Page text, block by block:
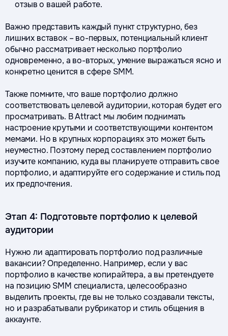
отзыв о вашей работе.
Важно представить каждый пункт структурно, без
лишних вставок – во-первых, потенциальный клиент
обычно рассматривает несколько портфолио
одновременно, а во-вторых, умение выражаться ясно и
конкретно ценится в сфере SMM.
Также помните, что ваше портфолио должно
соответствовать целевой аудитории, которая будет его
просматривать. В Attract мы любим поднимать
настроение крутыми и соответствующими контентом
мемами. Но в крупных корпорациях это может быть
неуместно. Поэтому перед составлением портфолио
изучите компанию, куда вы планируете отправить свое
портфолио, и адаптируйте его содержание и стиль под
их предпочтения.
Этап 4: Подготовьте портфолио к целевой
аудитории
Нужно ли адаптировать портфолио под различные
вакансии? Определенно. Например, если у вас
портфолио в качестве копирайтера, а вы претендуете
на позицию SMM специалиста, целесообразно
выделить проекты, где вы не только создавали тексты,
но и разрабатывали рубрикатор и стиль общения в
аккаунте.